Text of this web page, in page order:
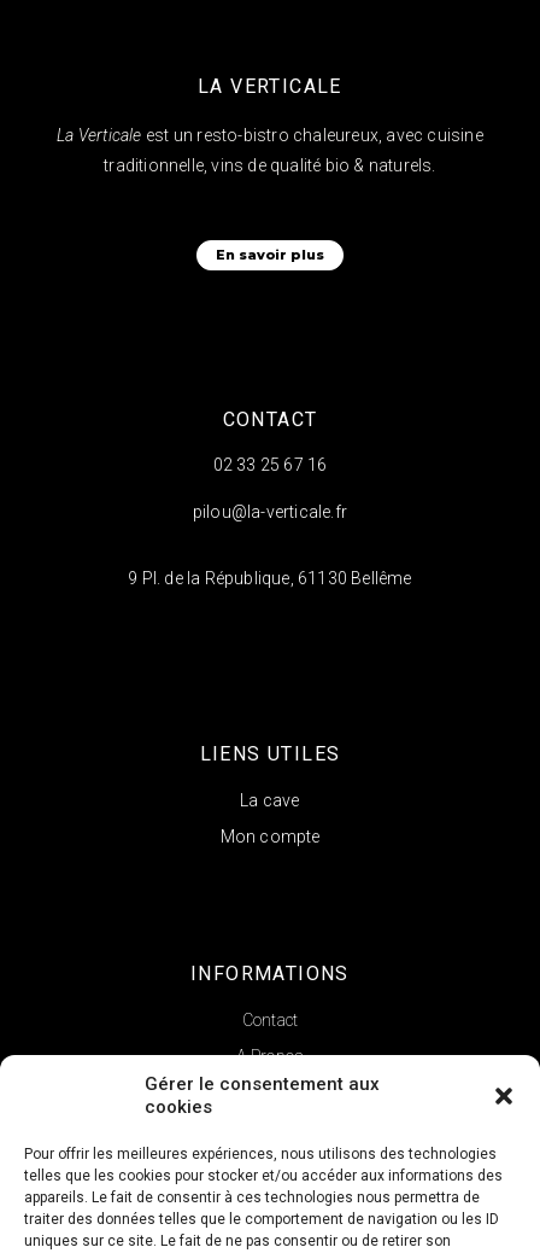
Gérer le consentement aux
cookies
Pour offrir les meilleures expériences, nous utilisons des technologies
telles que les cookies pour stocker et/ou accéder aux informations des
appareils. Le fait de consentir à ces technologies nous permettra de
traiter des données telles que le comportement de navigation ou les ID
uniques sur ce site. Le fait de ne pas consentir ou de retirer son
LA VERTICALE
La Verticale est un resto-bistro chaleureux, avec cuisine
traditionnelle, vins de qualité bio & naturels.
En savoir plus
CONTACT
02 33 25 67 16
pilou@la-verticale.fr
9 Pl. de la République, 61130 Bellême
LIENS UTILES
La cave
Mon compte
INFORMATIONS
Contact
A Propos